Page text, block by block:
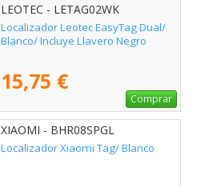
LEOTEC - LETAG02WK
Localizador Leotec EasyTag Dual/
Blanco/ Incluye Llavero Negro
15,75 €
Comprar
XIAOMI - BHR08SPGL
Localizador Xiaomi Tag/ Blanco